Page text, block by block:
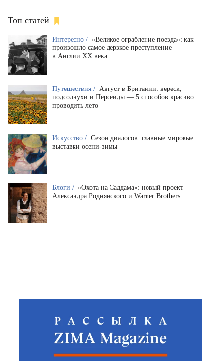
Топ статей
Интересно / «Великое ограбление поезда»: как
произошло самое дерзкое преступление
в Англии XX века
Путешествия / Август в Британии: вереск,
подсолнухи и Персеиды — 5 способов красиво
проводить лето
Искусство / Сезон диалогов: главные мировые
выставки осени-зимы
Блоги / «Охота на Саддама»: новый проект
Александра Роднянского и Warner Brothers